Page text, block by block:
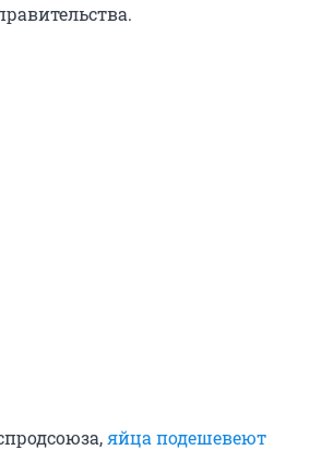
яйца подешевеют